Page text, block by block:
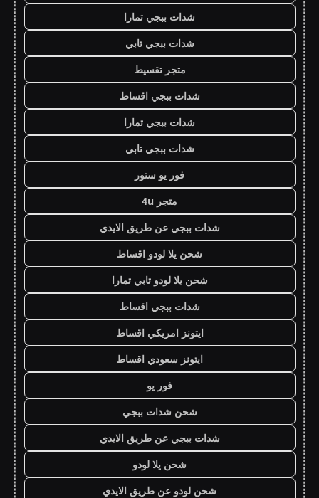
شدات ببجي تمارا
شدات ببجي تابي
متجر تقسيط
شدات ببجي اقساط
شدات ببجي تمارا
شدات ببجي تابي
فور يو ستور
متجر 4u
شدات ببجي عن طريق الايدي
شحن يلا لودو اقساط
شحن يلا لودو تابي تمارا
شدات ببجي اقساط
ايتونز امريكي اقساط
ايتونز سعودي اقساط
فور يو
شحن شدات ببجي
شدات ببجي عن طريق الايدي
شحن يلا لودو
شحن لودو عن طريق الايدي